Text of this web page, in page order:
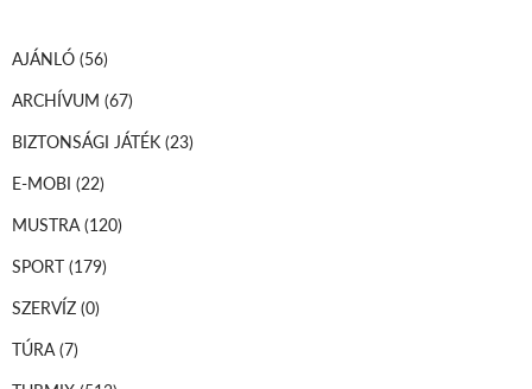
AJÁNLÓ (56)
ARCHÍVUM (67)
BIZTONSÁGI JÁTÉK (23)
E-MOBI (22)
MUSTRA(120)
SPORT (179)
SZERVÍZ (0)
TÚRA(7)